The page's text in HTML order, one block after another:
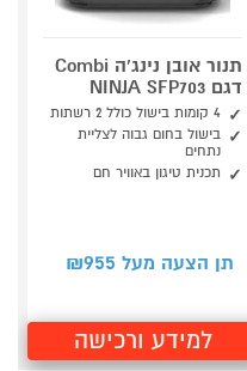
תנור אובן נינג'ה Combi
דגם NINJA SFP703
4 קומות בישול כולל 2 רשתות
בישול בחום גבוה לצליית
נתחים
תכנית טיגון באוויר חם
תן הצעה מעל ₪ 955
למידע ורכישה